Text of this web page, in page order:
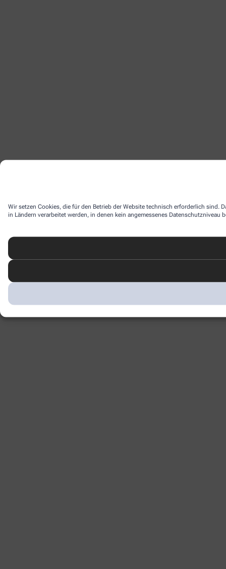
Wir setzen Cookies, die für den Betrieb der Website technisch erforderlich sind.
in Ländern verarbeitet werden, in denen kein angemessenes